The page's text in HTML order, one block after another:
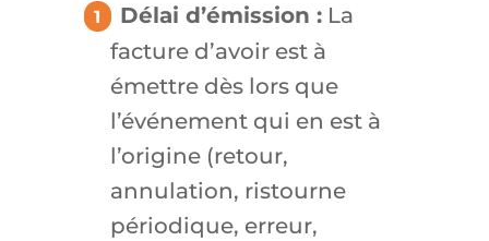
Délai d’émission :La
facture d’avoir est à
émettre dès lors que
l’événement qui en est à
l’origine (retour,
annulation, ristourne
périodique, erreur,